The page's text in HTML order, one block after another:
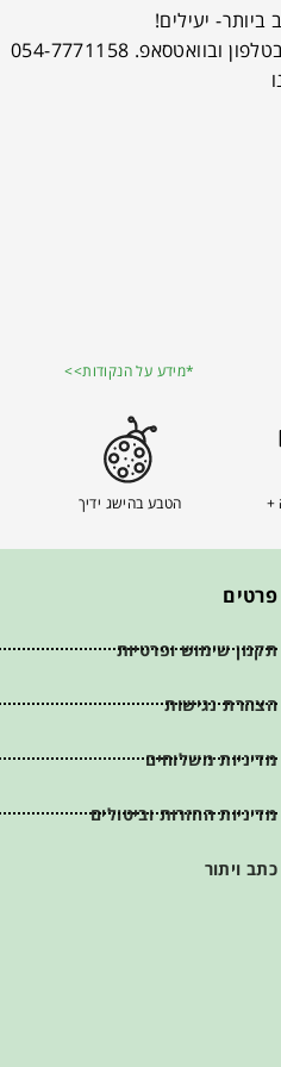
ביותר- יעילים!
ובוואטסאפ. 054-7771158
*מידע על הנקודות>>
+ הטבע בהישג ידיך
פרטים
תקנון שימוש ופרטיות
הצהרת נגישות
מדיניות משלוחים
מדיניות החזרות וביטולים
כתב ויתור